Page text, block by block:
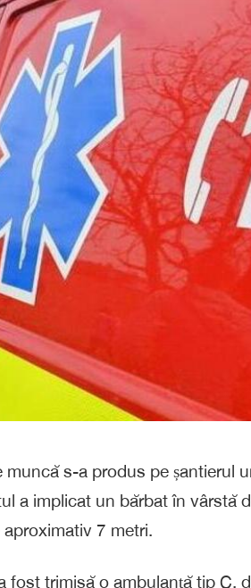
muncă s-a produs pe șantierul
a implicat un bărbat în vârstă
aproximativ 7 metri.
fost trimisă o ambulanță tip C,